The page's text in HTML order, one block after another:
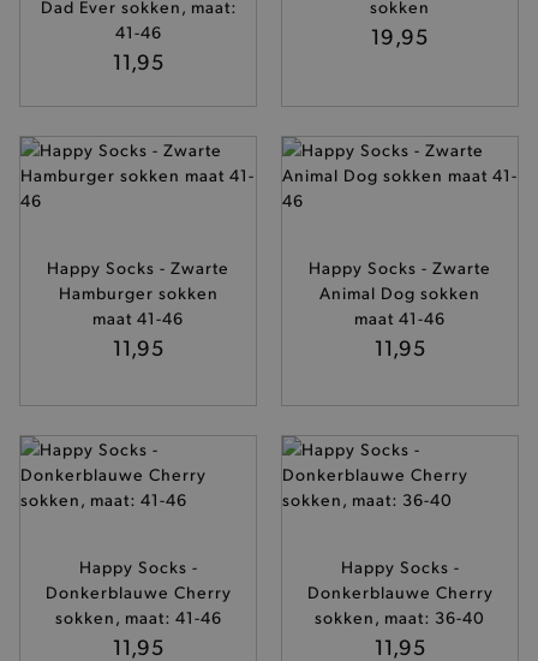
Dad Ever sokken, maat:
41-46
11,95
sokken
19,95
Happy Socks - Zwarte
Hamburger sokken
maat 41-46
11,95
Happy Socks - Zwarte
Animal Dog sokken
maat 41-46
11,95
Happy Socks -
Donkerblauwe Cherry
sokken, maat: 41-46
11,95
Happy Socks -
Donkerblauwe Cherry
sokken, maat: 36-40
11,95